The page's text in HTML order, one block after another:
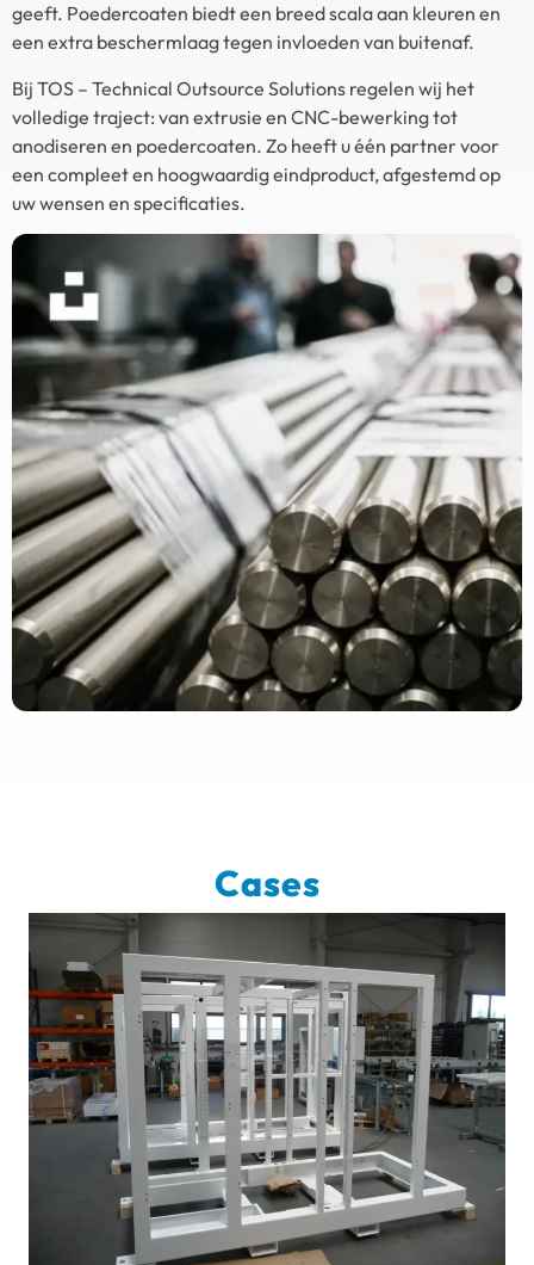
geeft. Poedercoaten biedt een breed scala aan kleuren en
een extra beschermlaag tegen invloeden van buitenaf.
Bij TOS – Technical Outsource Solutions regelen wij het
volledige traject: van extrusie en CNC-bewerking tot
anodiseren en poedercoaten. Zo heeft u één partner voor
een compleet en hoogwaardig eindproduct, afgestemd op
uw wensen en specificaties.
Cases